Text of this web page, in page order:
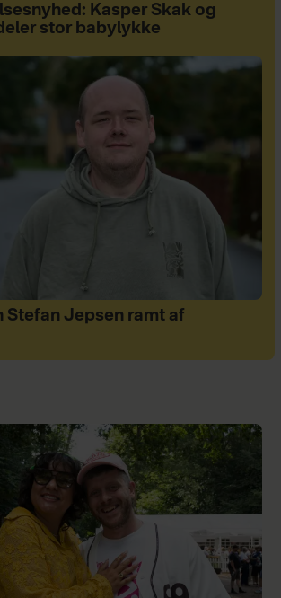
Kasper Skak og
stor babylykke
Stefan Jepsen ramt af